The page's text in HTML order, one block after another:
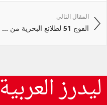
المقال التالي
الفوج 51 لطلائع البحرية من ...
ليدرز العربية